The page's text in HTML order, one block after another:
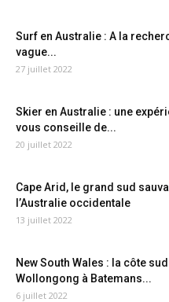
Surf en Australie : A la
vague...
27 juillet 2022
Skier en Australie : une
vous conseille de...
20 juillet 2022
Cape Arid, le grand sud
l’Australie occidentale
13 juillet 2022
New South Wales : la côte
Wollongong à Batemans...
6 juillet 2022